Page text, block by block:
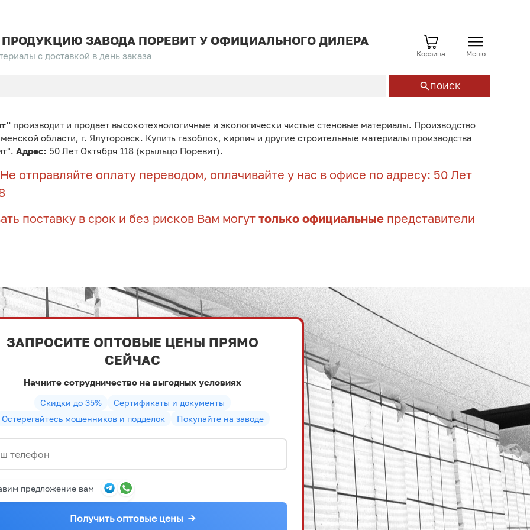
ЗАВОДА ПОРЕВИТ У ОФИЦИАЛЬНОГО ДИЛЕРА
с доставкой в день заказа Корзина Меню
ПОИСК
производит и продает высокотехнологичные и экологически чистые стеновые материалы. Производство
области, г. Ялуторовск. Купить газоблок, кирпич и другие строительные материалы производства
Адрес: 50 Лет Октября 118 (крыльцо Поревит).
отправляйте оплату переводом, оплачивайте у нас в офисе по адресу: 50 Лет
поставку в срок и без рисков Вам могут только официальные представители
ЗАПРОСИТЕ ОПТОВЫЕ ЦЕНЫ ПРЯМО
СЕЙЧАС
Начните сотрудничество на выгодных условиях
Скидки до 35%
Сертификаты и документы
Остерегайтесь мошенников и подделок
Покупайте на заводе
предложение вам
Получить оптовые цены →